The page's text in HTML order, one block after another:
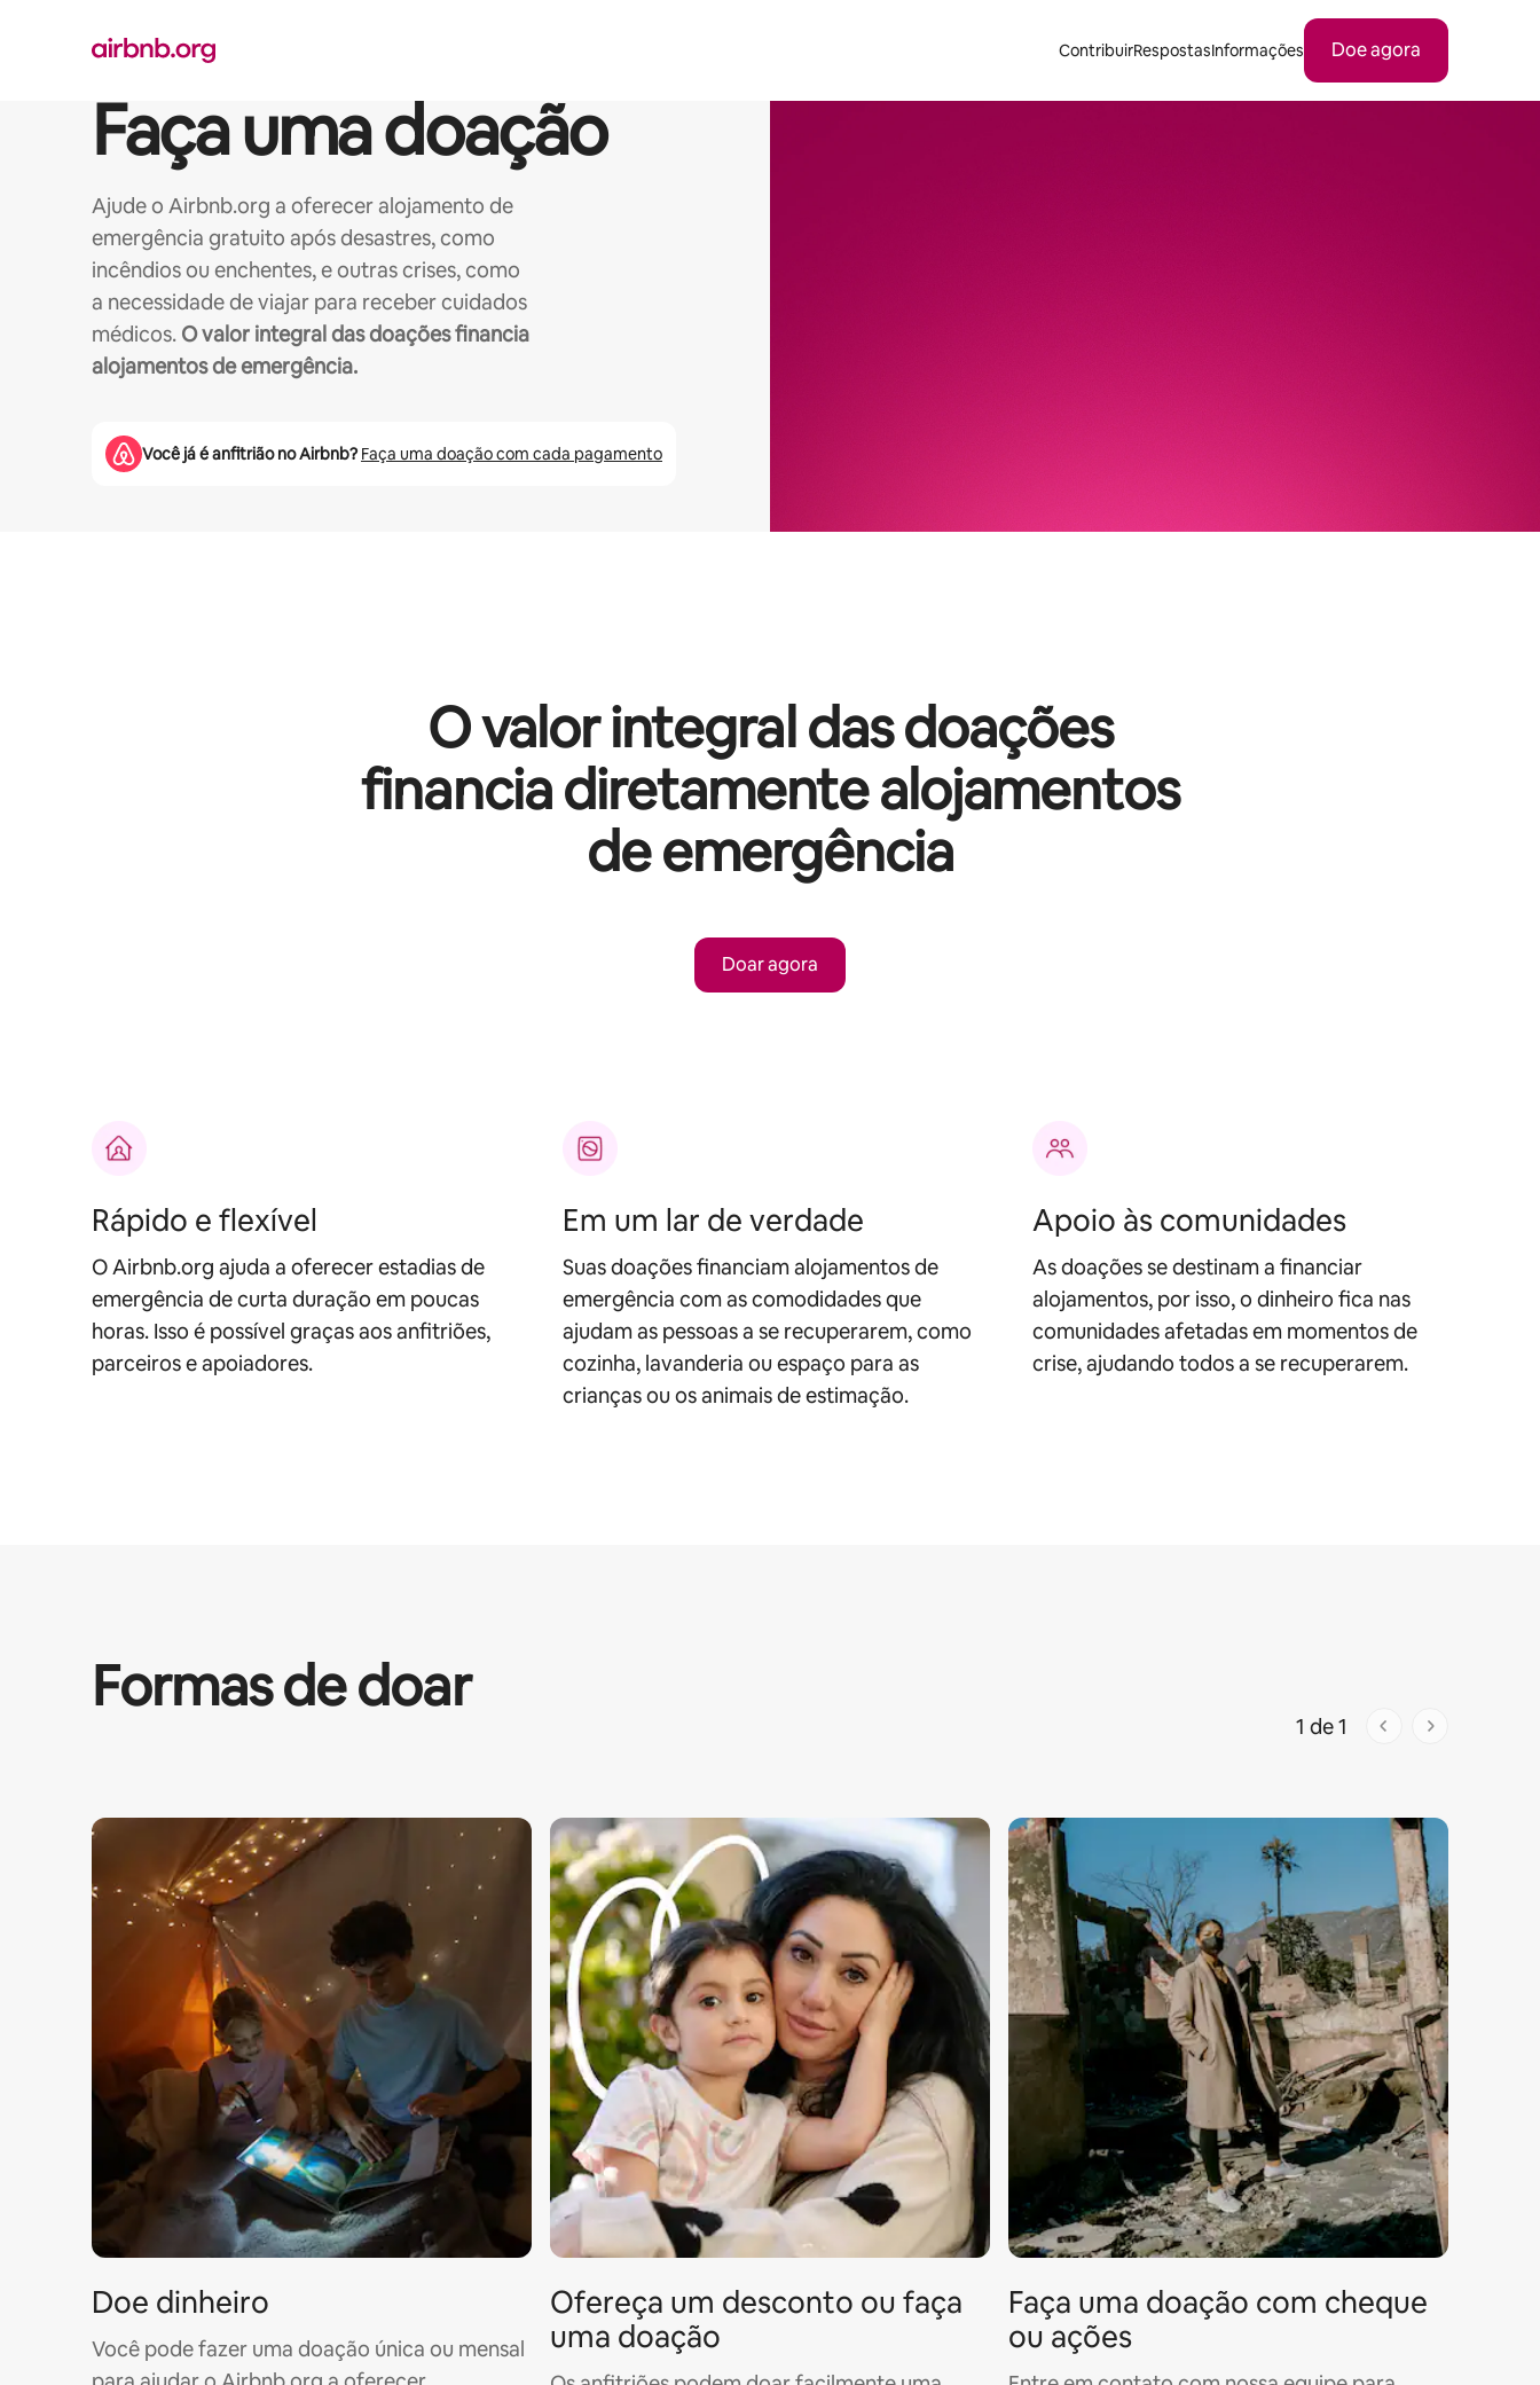
ContribuirRespostasInformações Doe agora
Faça uma doação
Ajude o Airbnb.org a oferecer alojamento de
emergência gratuito após desastres, como
incêndios ou enchentes, e outras crises, como
a necessidade de viajar para receber cuidados
médicos. O valor integral das doações financia
alojamentos de emergência.
Você já é anfitrião no Airbnb?Faça uma doação com cada pagamento
O valor integral das doações
financia diretamente alojamentos
de emergência
Doar agora
Rápido e flexível
O Airbnb.org ajuda a oferecer estadias de
emergência de curta duração em poucas
horas. Isso é possível graças aos anfitriões,
parceiros e apoiadores.
Em um lar de verdade
Suas doações financiam alojamentos de
emergência com as comodidades que
ajudam as pessoas a se recuperarem, como
cozinha, lavanderia ou espaço para as
crianças ou os animais de estimação.
Apoio às comunidades
As doações se destinam a financiar
alojamentos, por isso, o dinheiro fica nas
comunidades afetadas em momentos de
crise, ajudando todos a se recuperarem.
Formas de doar
1 de 1 páginas
1 de 1
Doe dinheiro
Você pode fazer uma doação única ou mensal
Ofereça um desconto ou faça
uma doação
Faça uma doação com cheque
ou ações